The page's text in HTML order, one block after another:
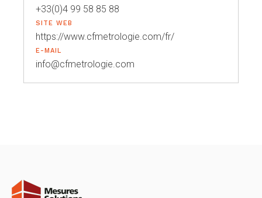
+33(0)4 99 58 85 88
SITE WEB
https://www.cfmetrologie.com/fr/
E-MAIL
info@cfmetrologie.com